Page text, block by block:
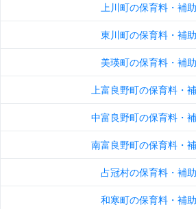
上川町の保育料・補
東川町の保育料・補
美瑛町の保育料・補
上富良野町の保育料・
中富良野町の保育料・
南富良野町の保育料・
占冠村の保育料・補
和寒町の保育料・補